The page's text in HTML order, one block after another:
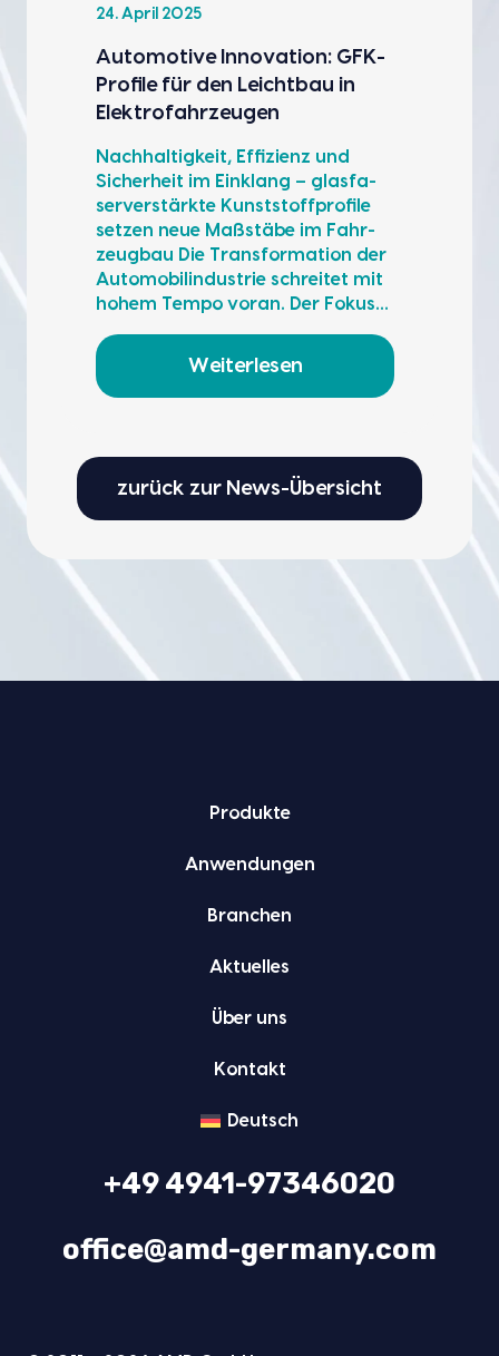
24. April 2025
Auto­mo­ti­ve Inno­va­ti­on: GFK-
Pro­fi­le für den Leicht­bau in
Elek­tro­fahr­zeu­gen
Nach­hal­tig­keit, Effi­zi­enz und
Sicher­heit im Ein­klang – glas­fa­
ser­ver­stärk­te Kunst­stoff­pro­fi­le
set­zen neue Maß­stä­be im Fahr­
zeug­bau Die Trans­for­ma­ti­on der
Auto­mo­bil­in­dus­trie schrei­tet mit
hohem Tem­po vor­an. Der Fokus…
Weiterlesen
zurück zur News-Übersicht
Pro­duk­te
Anwen­dun­gen
Bran­chen
Aktu­el­les
Über uns
Kon­takt
Deutsch
+49 4941-97346020
office@amd-germany.com